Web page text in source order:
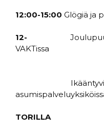
12:00-15:00 Glögiä ja
12-
Ikääntyvien